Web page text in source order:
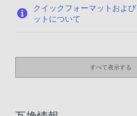
クイックフォーマットおよ
ットについて
すべて表示する